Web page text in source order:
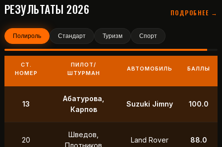
РЕЗУЛЬТАТЫ 2026 ПОДРОБНЕЕ →
Полироль Стандарт Туризм Спорт
СТ.
НОМЕР
ПИЛОТ/
ШТУРМАН
АВТОМОБИЛЬ БАЛЛЫ
Маслов, Ходько
Петухов